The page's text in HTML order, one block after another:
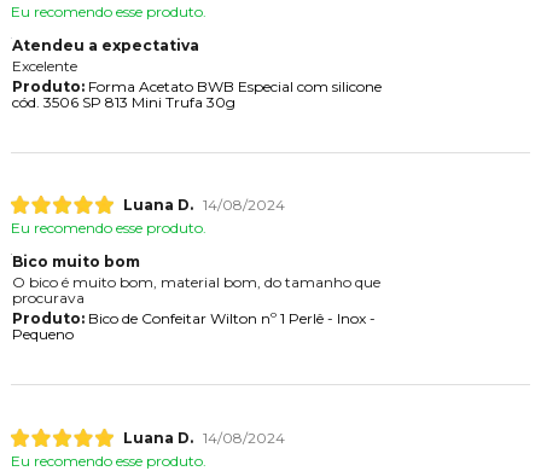
Eu recomendo esse produto.
Atendeu a expectativa
Excelente
Produto:Forma Acetato BWB Especial com silicone
cód. 3506 SP 813 Mini Trufa 30g
Luana D. 14/08/2024
Eu recomendo esse produto.
Bico muito bom
O bico é muito bom, material bom, do tamanho que
procurava
Produto:Bico de Confeitar Wilton nº 1 Perlê - Inox -
Pequeno
Luana D. 14/08/2024
Eu recomendo esse produto.